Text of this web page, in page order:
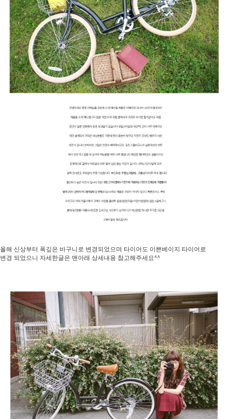
올해 신상부터 폭깊은 바구니로 변경되었으며 타이어도 이쁜베이지 타이어로
변경 되었으니 자세한글은 맨아래 상세내용 참고해주세요^^